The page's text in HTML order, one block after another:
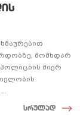
მომხდარ
მიერ
სრულად